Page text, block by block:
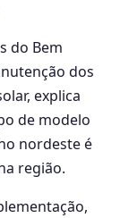
do Bem
dos
explica
de modelo
nordeste é
região.